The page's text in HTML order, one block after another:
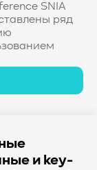
SNIA
ряд
и key-